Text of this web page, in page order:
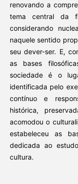
renovando a
tema central da
considerando
naquele sentido
seu dever-ser. E,
as bases
sociedade é o
identificada pelo
contínuo e
histórica,
acomodou o
estabeleceu as
dedicada ao
cultura.